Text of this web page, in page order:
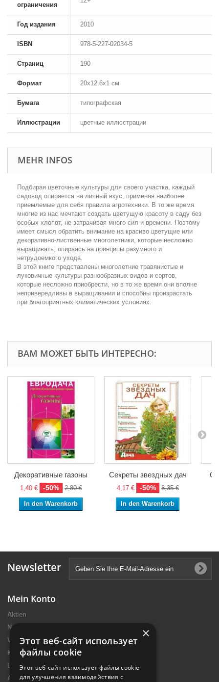
ограничения
Год издания 2010
ISBN 978-5-227-02034-5
Страниц 190
Формат 20x12.6x1 см
Бумага типографская
Иллюстрации цветные иллюстрации
MEHR INFOS
Подбирая цветочные культуры для своего участка, каждый
садовод опирается на личный вкус, применяя наиболее
приемлемые для себя правила агротехники. В то же время
многие из нас мечтают создать цветущую красоту в саду без
особых хлопот, не затрачивая много сил и времени. Поэтому
имеет смысл обратить внимание на красиво цветущие или
декоративно-лиственные многолетники, которые несложно
выращивать, опираясь на принципы разумного и
нетрудоемкого ухода.
В этой книге представлены многолетние травянистые и
луковичные культуры разнообразных видов и сортов,
которые несложно приобрести, но в то же время они вполне
непривередливы в выращивании и способны произрастать
при благоприятных климатических условиях.
ВАМ МОЖЕТ БЫТЬ ИНТЕРЕСНО:
Декоративные газоны
1,40 € -50% 2,80 €
In den Warenkorb
Секреты звездных дач
4,17 € -50% 8,35 €
In den Warenkorb
Newsletter
Mein Konto
Aktien
Neue Artikel
Verkaufshits
Kontakt
Lieferung
Allgemeine Nutzungsbedingungen
×
Этот веб-сайт использует
файлы cookie
Этот веб-сайт использует файлы cookie
для улучшения взаимодействия с